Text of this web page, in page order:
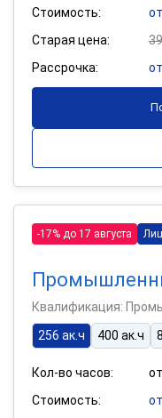
Стоимость:
Старая цена:
Рассрочка:
-17% до 17 августа
Квалификация:
256 ак.ч
400 ак.ч
Кол-во часов:
Стоимость: